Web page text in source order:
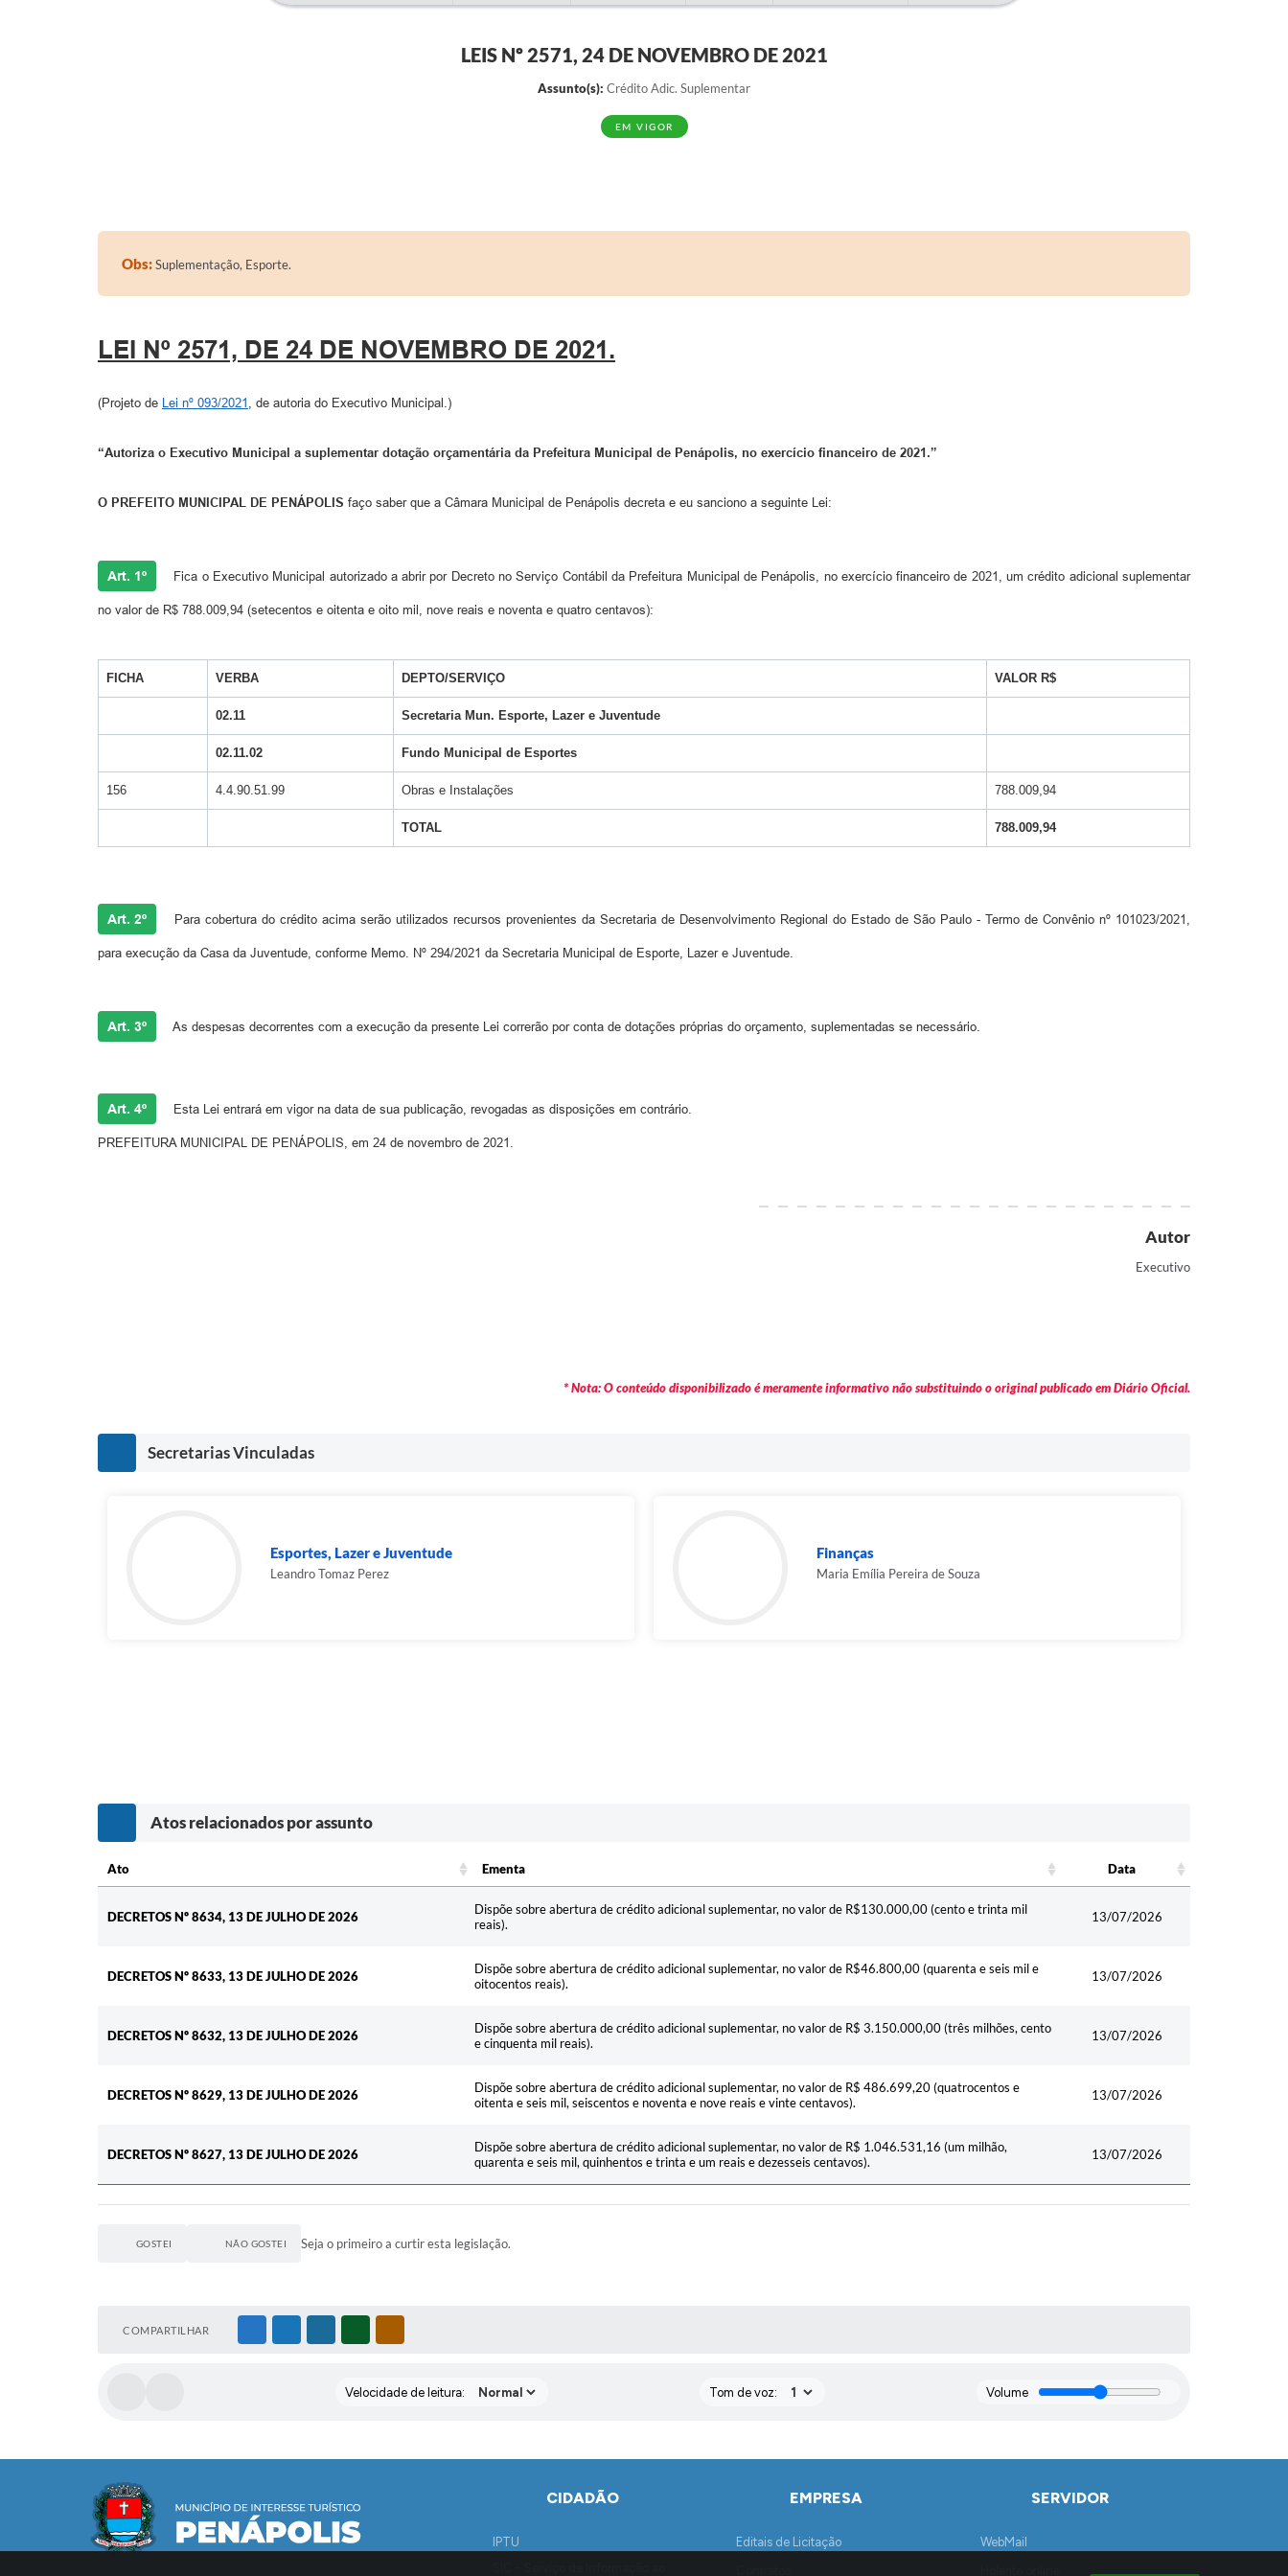
LEIS Nº 2571, 24 DE NOVEMBRO DE 2021
Assunto(s): Crédito Adic. Suplementar
EM VIGOR
Obs:Suplementação, Esporte.
LEI Nº 2571, DE 24 DE NOVEMBRO DE 2021.
(Projeto de Lei nº 093/2021 , de autoria do Executivo Municipal.)
“Autoriza o Executivo Municipal a suplementar dotação orçamentária da Prefeitura Municipal de Penápolis, no exercício financeiro de 2021.”
O PREFEITO MUNICIPAL DE PENÁPOLIS faço saber que a Câmara Municipal de Penápolis decreta e eu sanciono a seguinte Lei:
Art. 1º Fica o Executivo Municipal autorizado a abrir por Decreto no Serviço Contábil da Prefeitura Municipal de Penápolis, no exercício financeiro de 2021, um crédito adicional suplementar
no valor de R$ 788.009,94 (setecentos e oitenta e oito mil, nove reais e noventa e quatro centavos):
FICHA VERBA DEPTO/SERVIÇO VALOR R$
02.11 Secretaria Mun. Esporte, Lazer e Juventude
02.11.02 Fundo Municipal de Esportes
156 4.4.90.51.99 Obras e Instalações 788.009,94
TOTAL 788.009,94
Art. 2º Para cobertura do crédito acima serão utilizados recursos provenientes da Secretaria de Desenvolvimento Regional do Estado de São Paulo - Termo de Convênio nº 101023/2021,
para execução da Casa da Juventude, conforme Memo. Nº 294/2021 da Secretaria Municipal de Esporte, Lazer e Juventude.
Art. 3º As despesas decorrentes com a execução da presente Lei correrão por conta de dotações próprias do orçamento, suplementadas se necessário.
Art. 4º Esta Lei entrará em vigor na data de sua publicação, revogadas as disposições em contrário.
PREFEITURA MUNICIPAL DE PENÁPOLIS, em 24 de novembro de 2021.
Autor
Executivo
* Nota: O conteúdo disponibilizado é meramente informativo não substituindo o original publicado em Diário Oficial.
Secretarias Vinculadas
Esportes, Lazer e Juventude
Leandro Tomaz Perez
Finanças
Maria Emília Pereira de Souza
Atos relacionados por assunto
Ato Ementa
Data
DECRETOS Nº 8634, 13 DE JULHO DE 2026
Dispõe sobre abertura de crédito adicional suplementar, no valor de R$130.000,00 (cento e trinta mil
reais).
13/07/2026
DECRETOS Nº 8633, 13 DE JULHO DE 2026
Dispõe sobre abertura de crédito adicional suplementar, no valor de R$46.800,00 (quarenta e seis mil e
oitocentos reais).
13/07/2026
DECRETOS Nº 8632, 13 DE JULHO DE 2026
Dispõe sobre abertura de crédito adicional suplementar, no valor de R$ 3.150.000,00 (três milhões, cento
e cinquenta mil reais).
13/07/2026
DECRETOS Nº 8629, 13 DE JULHO DE 2026
Dispõe sobre abertura de crédito adicional suplementar, no valor de R$ 486.699,20 (quatrocentos e
oitenta e seis mil, seiscentos e noventa e nove reais e vinte centavos).
13/07/2026
DECRETOS Nº 8627, 13 DE JULHO DE 2026
Dispõe sobre abertura de crédito adicional suplementar, no valor de R$ 1.046.531,16 (um milhão,
quarenta e seis mil, quinhentos e trinta e um reais e dezesseis centavos).
13/07/2026
GOSTEI NÃO GOSTEI Seja o primeiro a curtir esta legislação.
COMPARTILHAR
Velocidade de leitura: Tom de voz: Volume
CIDADÃO
IPTU
EMPRESA
Editais de Licitação
SERVIDOR
WebMail